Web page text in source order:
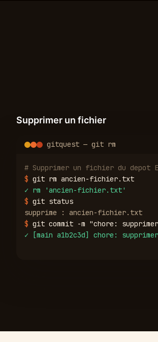
Supprimer un fichier
gitquest — git rm
# Supprimer un fichier du depot
$ git rm ancien-fichier.txt
✓ rm 'ancien-fichier.txt'
$ git status
supprime : ancien-fichier.txt
$ git commit -m "chore:
✓
[main a1b2c3d] chore: